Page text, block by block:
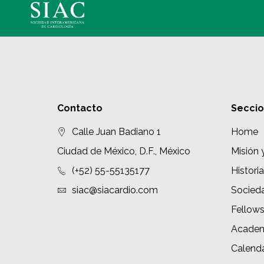
Contacto
Calle Juan Badiano 1
Ciudad de México, D.F., México
(+52) 55-55135177
siac@siacardio.com
Home
Misión
Historia
Fellows